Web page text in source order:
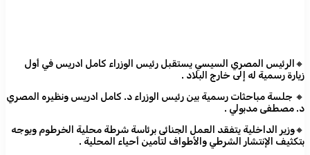
🔸الرئيس المصري السيسي يستقبل رئيس الوزراء كامل ادريس في أول
زيارة رسمية له إلى خارج البلاد .
🔸 جلسة مباحثات رسمية بين رئيس الوزراء د. كامل ادريس ونظيره المصري
د. مصطفى مدبولي .
🔸وزير الداخلية يتفقد العمل الجنائى برئاسة شرطة محلية الخرطوم ويوجه
بتكثيف الإنتشار الشرطي والأطواف لتأمين أحياء المحلية .